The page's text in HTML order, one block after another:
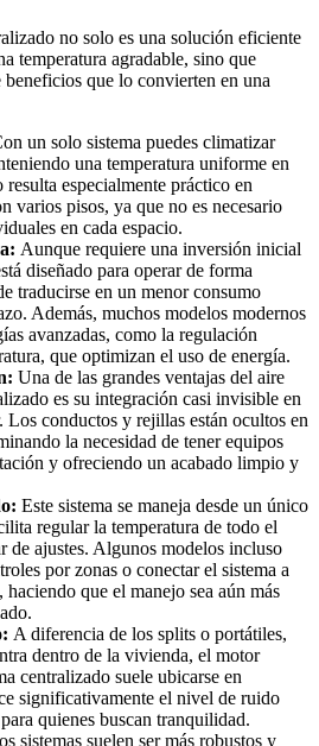
no solo es una solución eficiente
temperatura agradable, sino que
que lo convierten en una
un solo sistema puedes climatizar
una temperatura uniforme en
especialmente práctico en
varios pisos, ya que no es necesario
en cada espacio.
Aunque requiere una inversión inicial
diseñado para operar de forma
traducirse en un menor consumo
Además, muchos modelos modernos
avanzadas, como la regulación
que optimizan el uso de energía.
Una de las grandes ventajas del aire
es su integración casi invisible en
Los conductos y rejillas están ocultos en
la necesidad de tener equipos
y ofreciendo un acabado limpio y
Este sistema se maneja desde un único
regular la temperatura de todo el
de ajustes. Algunos modelos incluso
por zonas o conectar el sistema a
que el manejo sea aún más
A diferencia de los splits o portátiles,
dentro de la vivienda, el motor
centralizado suele ubicarse en
significativamente el nivel de ruido
quienes buscan tranquilidad.
sistemas suelen ser más robustos y